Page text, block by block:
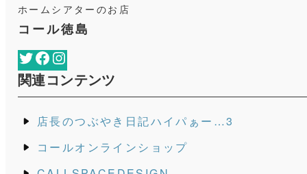
ホームシアターのお店
コール徳島
TwitterFacebook
関連コンテンツ
店長のつぶやき日記ハイパぁー…3
コールオンラインショップ